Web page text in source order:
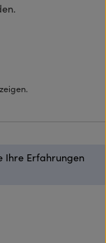
Ihre Erfahrungen